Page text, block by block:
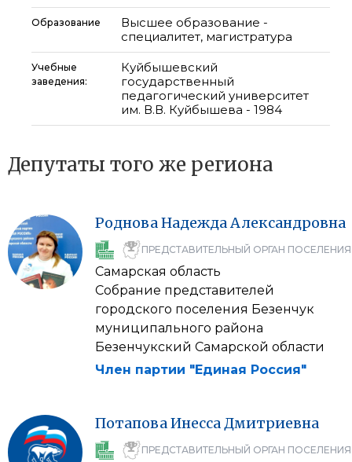
Образование
Высшее образование -
специалитет, магистратура
Учебные
заведения:
Куйбышевский
государственный
педагогический университет
им. В.В. Куйбышева - 1984
Депутаты того же региона
РодноваНадеждаАлександровна
ПРЕДСТАВИТЕЛЬНЫЙ ОРГАН ПОСЕЛЕНИЯ
Самарская область
Собрание представителей
городского поселения Безенчук
муниципального района
Безенчукский Самарской области
Член партии "Единая Россия"
ПотаповаИнессаДмитриевна
ПРЕДСТАВИТЕЛЬНЫЙ ОРГАН ПОСЕЛЕНИЯ